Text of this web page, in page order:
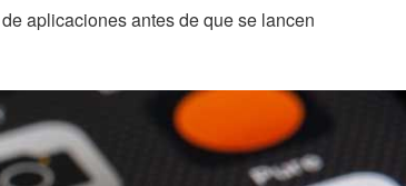
aplicaciones antes de que se lancen